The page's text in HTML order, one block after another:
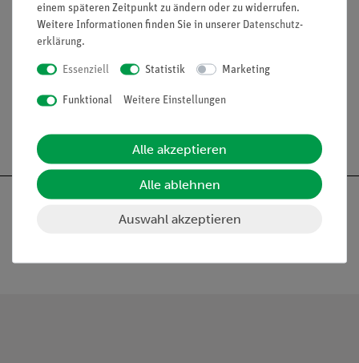
Funktion und Verwendung
Als Zubehör für die Demo-Rollenfahrbahn oder die
Luftkissenbahn.
einem späteren Zeitpunkt zu ändern oder zu widerrufen.
Weitere Informationen finden Sie in unserer Daten­schutz­
erklärung.
Essenziell Statistik Marketing
Funktional Weitere Einstellungen
Alle akzeptieren
Alle ablehnen
Auswahl akzeptieren